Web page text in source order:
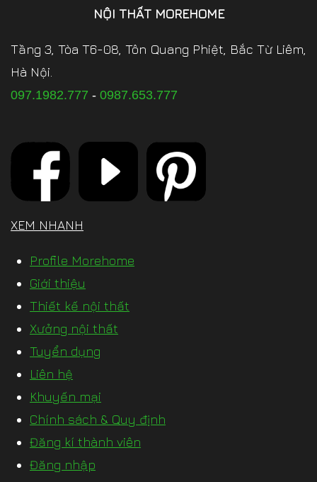
NỘI THẤT MOREHOME
Tầng 3, Tòa T6-08, Tôn Quang Phiệt, Bắc Từ Liêm,
Hà Nội.
097.1982.777 - 0987.653.777
XEM NHANH
Profile Morehome
Giới thiệu
Thiết kế nội thất
Xưởng nội thất
Tuyển dụng
Liên hệ
Khuyến mại
Chính sách & Quy định
Đăng kí thành viên
Đăng nhập